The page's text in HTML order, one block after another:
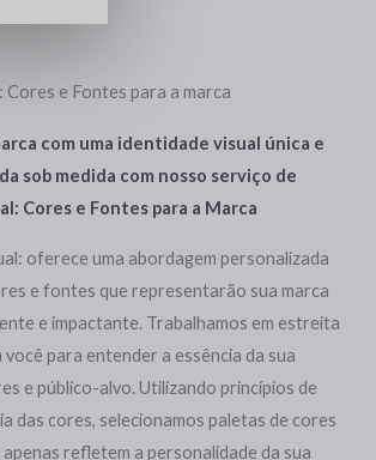
Cores e Fontes para a marca
com uma identidade visual única e
sob medida com nosso serviço de
Cores e Fontes para a Marca
oferece uma abordagem personalizada
e fontes que representarão sua marca
e impactante. Trabalhamos em estreita
para entender a essência da sua
e público-alvo. Utilizando princípios de
das cores, selecionamos paletas de cores
refletem a personalidade da sua